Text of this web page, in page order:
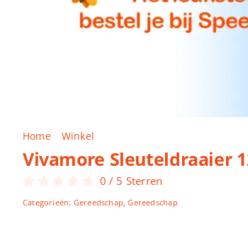
Home Winkel
Vivamore Sleuteldraaier
0 / 5 Sterren
Categorieën: Gereedschap,Gereedschap